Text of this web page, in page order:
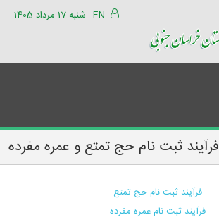
شنبه 17 مرداد 1405 EN
فرآیند ثبت نام حج تمتع و عمره مفرده
فرآیند ثبت نام حج تمتع
فرآیند ثبت نام عمره مفرده